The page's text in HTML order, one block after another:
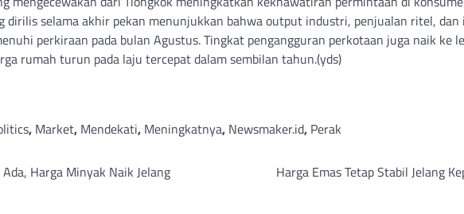
dirilis selama akhir pekan menunjukkan bahwa output industri, penjualan ritel, dan
perkiraan pada bulan Agustus. Tingkat pengangguran perkotaan juga naik ke
rumah turun pada laju tercepat dalam sembilan tahun.(yds)
, Market, Mendekati, Meningkatnya, Newsmaker.id, Perak
Harga Minyak Naik Jelang
Harga Emas Tetap Stabil Jelang